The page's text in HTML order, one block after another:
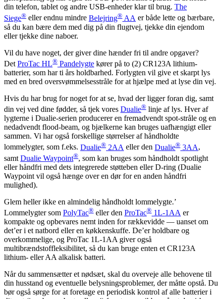
din telefon, tablet og andre USB-enheder klar til brug. The
Siege® eller endnu mindre Belejring® AA er både lette og bærbare,
så du kan bære dem med dig på din flugtvej, tjekke din ejendom
eller tjekke dine naboer.
Vil du have noget, der giver dine hænder fri til andre opgaver?
Det ProTac HL® Pandelygte kører på to (2) CR123A lithium-
batterier, som har ti års holdbarhed. Forlygten vil give et skarpt lys
med en bred oversvømmelsesstråle for at hjælpe med at lyse din vej.
Hvis du har brug for noget for at se, hvad der ligger foran dig, samt
din vej ved dine fødder, så tjek vores Dualie® linje af lys. Hver af
lygterne i Dualie-serien producerer en fremadvendt spot-stråle og en
nedadvendt flood-beam, og bjælkerne kan bruges uafhængigt eller
sammen. Vi har også forskellige størrelser af håndholdte
lommelygter, som f.eks. Dualie® 2AA eller den Dualie® 3AA,
samt Dualie Waypoint®, som kan bruges som håndholdt spotlight
eller håndfri med dets integrerede støtteben eller D-ring (Dualie
Waypoint vil også hænge over en dør for en anden håndfri
mulighed).
Glem heller ikke en almindelig håndholdt lommelygte.’
Lommelygter som PolyTac® eller den ProTac® 1L-1AA er
kompakte og opbevares nemt inden for rækkevidde — uanset om
det’er i et natbord eller en køkkenskuffe. De’er holdbare og
overkommelige, og ProTac 1L-1AA giver også
multibrændstoffleksibilitet, så du kan bruge enten et CR123A
lithium- eller AA alkalisk batteri.
Når du sammensætter et nødsæt, skal du overveje alle behovene til
din husstand og eventuelle belysningsproblemer, der måtte opstå. Du
bør også sørge for at foretage en periodisk kontrol af alle batterier i